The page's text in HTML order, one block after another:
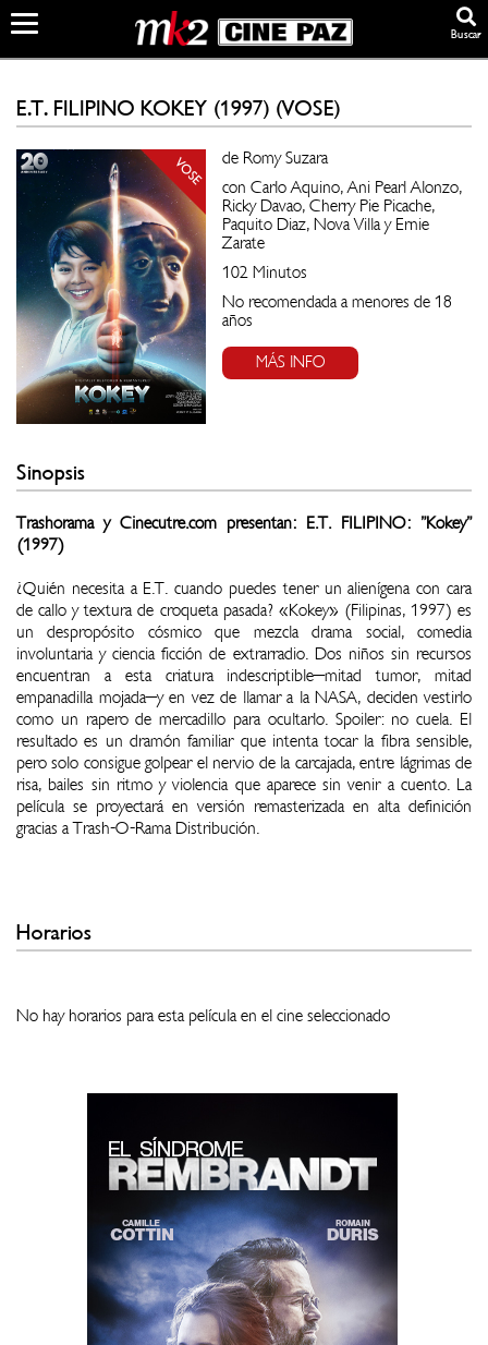
Buscar
E.T. FILIPINO KOKEY (1997) (VOSE)
VOSE
de Romy Suzara
con Carlo Aquino, Ani Pearl Alonzo,
Ricky Davao, Cherry Pie Picache,
Paquito Diaz, Nova Villa y Ernie
Zarate
102 Minutos
No recomendada a menores de 18
años
MÁS INFO
Sinopsis
Trashorama y Cinecutre.com presentan: E.T. FILIPINO: "Kokey"
(1997)
¿Quién necesita a E.T. cuando puedes tener un alienígena con cara
de callo y textura de croqueta pasada? «Kokey» (Filipinas, 1997) es
un despropósito cósmico que mezcla drama social, comedia
involuntaria y ciencia ficción de extrarradio. Dos niños sin recursos
encuentran a esta criatura indescriptible—mitad tumor, mitad
empanadilla mojada—y en vez de llamar a la NASA, deciden vestirlo
como un rapero de mercadillo para ocultarlo. Spoiler: no cuela. El
resultado es un dramón familiar que intenta tocar la fibra sensible,
pero solo consigue golpear el nervio de la carcajada, entre lágrimas de
risa, bailes sin ritmo y violencia que aparece sin venir a cuento. La
película se proyectará en versión remasterizada en alta definición
gracias a Trash-O-Rama Distribución.
Horarios
No hay horarios para esta película en el cine seleccionado